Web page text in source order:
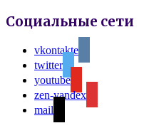
Социальные сети
vkontakte
twitter
youtube
zen-yandex
mail